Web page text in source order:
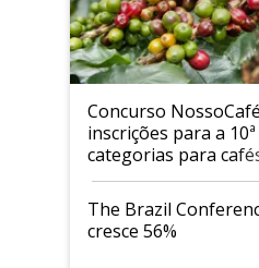
Concurso
inscrições para a
categorias para
The Brazil
cresce 56%